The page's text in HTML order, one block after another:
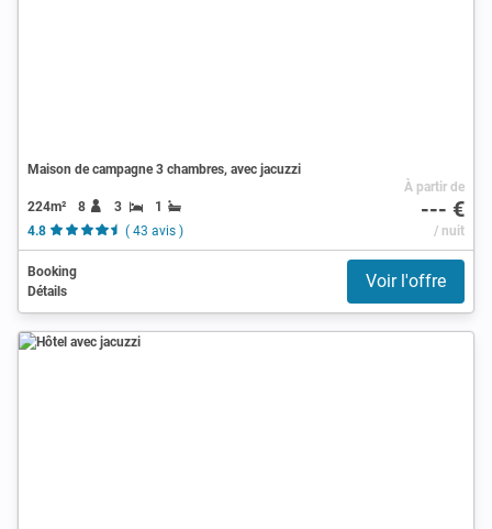
Maison de campagne 3 chambres, avec jacuzzi
224m² 8 3
1
4.8
( 43 avis )
À partir de
--- €
/ nuit
Booking
Détails
Voir l'offre